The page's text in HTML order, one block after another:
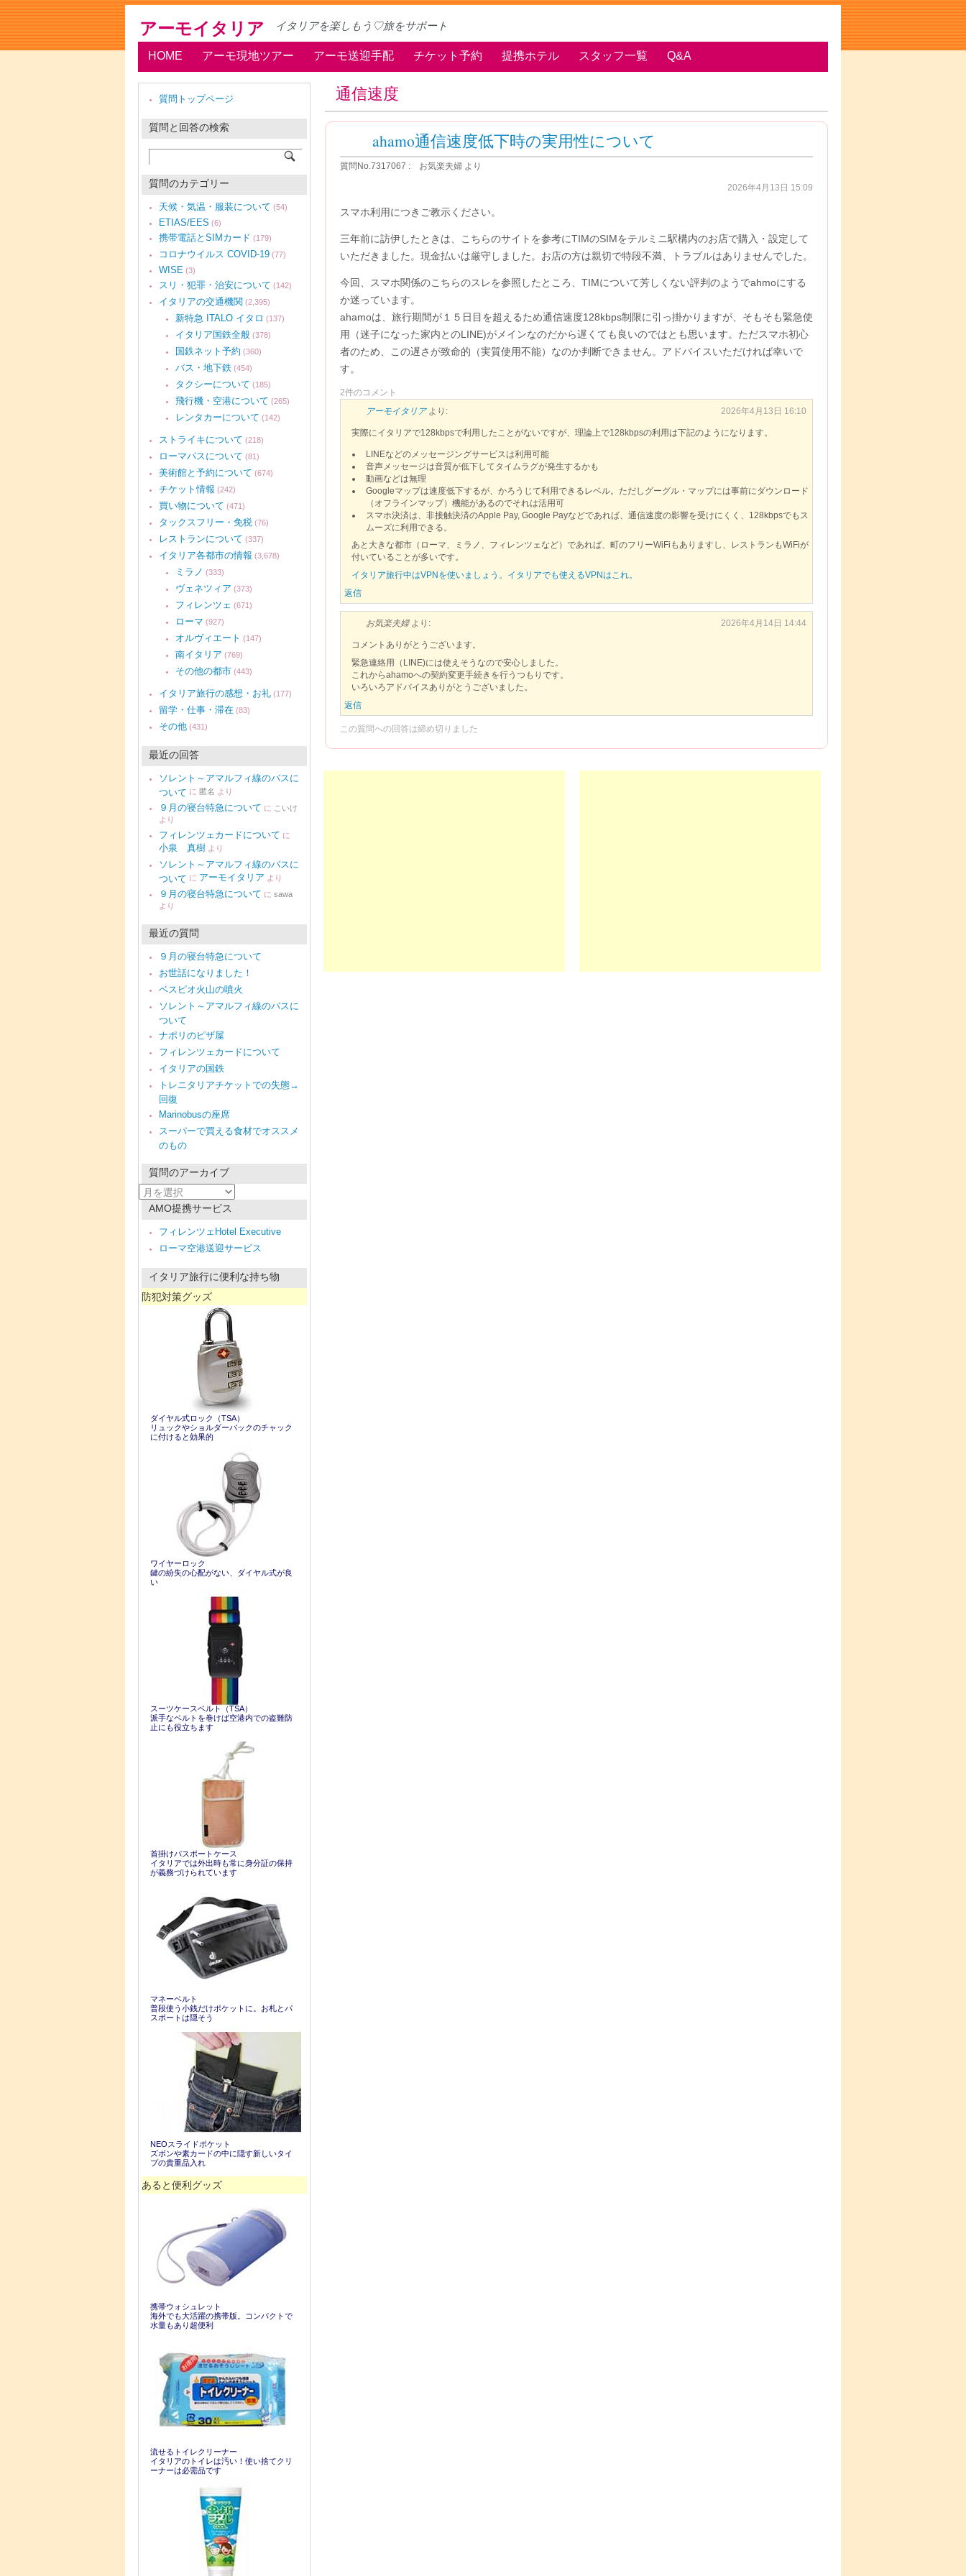
アーモイタリア イタリアを楽しもう♡旅をサポート
HOME アーモ現地ツアー アーモ送迎手配 チケット予約 提携ホテル スタッフ一覧 Q&A
通信速度
ahamo通信速度低下時の実用性について
質問No.7317067 : お気楽夫婦 より
2026年4月13日 15:09
スマホ利用につきご教示ください。
三年前に訪伊したときは、こちらのサイトを参考にTIMのSIMをテルミニ駅構内のお店で購入・設定して
いただきました。現金払いは厳守しました。お店の方は親切で特段不満、トラブルはありませんでした。
今回、スマホ関係のこちらのスレを参照したところ、TIMについて芳しくない評判のようでahmoにする
か迷っています。
ahamoは、旅行期間が１５日目を超えるため通信速度128kbps制限に引っ掛かりますが、そもそも緊急使
用（迷子になった家内とのLINE)がメインなのだから遅くても良いのではとも思います。ただスマホ初心
者のため、この遅さが致命的（実質使用不能）なのか判断できません。アドバイスいただければ幸いで
す。
2件のコメント
アーモイタリア より: 2026年4月13日 16:10
実際にイタリアで128kbpsで利用したことがないですが、理論上で128kbpsの利用は下記のようになります。
LINEなどのメッセージングサービスは利用可能
音声メッセージは音質が低下してタイムラグが発生するかも
動画などは無理
Googleマップは速度低下するが、かろうじて利用できるレベル。ただしグーグル・マップには事前にダウンロード
（オフラインマップ）機能があるのでそれは活用可
スマホ決済は、非接触決済のApple Pay, Google Payなどであれば、通信速度の影響を受けにくく、128kbpsでもス
ムーズに利用できる。
あと大きな都市（ローマ、ミラノ、フィレンツェなど）であれば、町のフリーWiFiもありますし、レストランもWiFiが
付いていることが多いです。
イタリア旅行中はVPNを使いましょう。イタリアでも使えるVPNはこれ。
返信
お気楽夫婦 より: 2026年4月14日 14:44
コメントありがとうございます。
緊急連絡用（LINE)には使えそうなので安心しました。
これからahamoへの契約変更手続きを行うつもりです。
いろいろアドバイスありがとうございました。
返信
この質問への回答は締め切りました
質問トップページ
質問と回答の検索
質問のカテゴリー
天候・気温・服装について (54)
ETIAS/EES (6)
携帯電話とSIMカード (179)
コロナウイルス COVID-19 (77)
WISE (3)
スリ・犯罪・治安について (142)
イタリアの交通機関 (2,395)
新特急 ITALO イタロ (137)
イタリア国鉄全般 (378)
国鉄ネット予約 (360)
バス・地下鉄 (454)
タクシーについて (185)
飛行機・空港について (265)
レンタカーについて (142)
ストライキについて (218)
ローマパスについて (81)
美術館と予約について (674)
チケット情報 (242)
買い物について (471)
タックスフリー・免税 (76)
レストランについて (337)
イタリア各都市の情報 (3,678)
ミラノ (333)
ヴェネツィア (373)
フィレンツェ (671)
ローマ (927)
オルヴィエート (147)
南イタリア (769)
その他の都市 (443)
イタリア旅行の感想・お礼 (177)
留学・仕事・滞在 (83)
その他 (431)
最近の回答
ソレント～アマルフィ線のバスに
ついて に 匿名 より
９月の寝台特急について に こいけ
より
フィレンツェカードについて に
小泉 真樹 より
ソレント～アマルフィ線のバスに
ついて に アーモイタリア より
９月の寝台特急について に sawa
より
最近の質問
９月の寝台特急について
お世話になりました！
ベスピオ火山の噴火
ソレント～アマルフィ線のバスに
ついて
ナポリのピザ屋
フィレンツェカードについて
イタリアの国鉄
トレニタリアチケットでの失態→
回復
Marinobusの座席
スーパーで買える食材でオススメ
のもの
質問のアーカイブ
質
問
AMO提携サービス
フィレンツェHotel Executive
ローマ空港送迎サービス
イタリア旅行に便利な持ち物
防犯対策グッズ
ダイヤル式ロック（TSA）
リュックやショルダーバックのチャック
に付けると効果的
ワイヤーロック
鍵の紛失の心配がない、ダイヤル式が良
い
スーツケースベルト（TSA）
派手なベルトを巻けば空港内での盗難防
止にも役立ちます
首掛けパスポートケース
イタリアでは外出時も常に身分証の保持
が義務づけられています
マネーベルト
普段使う小銭だけポケットに。お札とパ
スポートは隠そう
NEOスライドポケット
ズボンや素カードの中に隠す新しいタイ
プの貴重品入れ
あると便利グッズ
携帯ウォシュレット
海外でも大活躍の携帯版。コンパクトで
水量もあり超便利
流せるトイレクリーナー
イタリアのトイレは汚い！使い捨てクリ
ーナーは必需品です